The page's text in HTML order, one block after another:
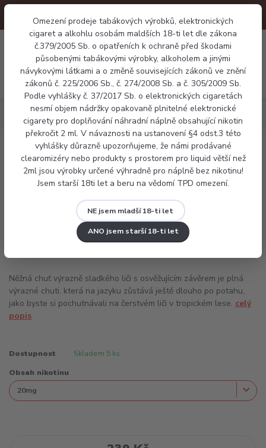
Omezení prodeje tabákových výrobků, elektronických
cigaret a alkohlu osobám maldších 18-ti let dle zákona
č.379/2005 Sb. o opatřeních k ochraně před škodami
působenými tabákovými výrobky, alkoholem a jinými
návykovými látkami a o změně souvisejících zákonů ve znění
zákonů č. 225/2006 Sb., č. 274/2008 Sb. a č. 305/2009 Sb.
Podle vyhlášky č. 37/2017 Sb. o elektronických cigaretách
nesmí objem nádržky opakovaně plnitelné elektronické
cigarety pro doplňování náhradní náplně obsahující nikotin
překročit 2 ml. V návaznosti na ustanovení §4 odst.3 této
vyhlášky důrazně upozorňujeme, že námi prodávané
clearomizéry nebo produkty s prostorem pro liquid větší než
2ml jsou výrobky určené výhradně pro náplně bez nikotinu!
Jsem starší 18ti let a beru na vědomí TPD omezení.
NE jsem mladší 18-ti let
ANO jsem starší 18-ti let
Menu
0 Kč
Nikotinová sůl X4 salt - Lychee Ice
X4 salt - Lychee Ice
Něžná chuť výrazně sladkého liči s osvěžujícím závěrem je plná
výrazné chuti, která na jazyku zůstává ještě dlouho po potahu,
jako byste si pochutnávali na čerstvém liči v tropickém lese. celý
popis
Dostupnost Skladem 5 ks
Obsah nikotinu